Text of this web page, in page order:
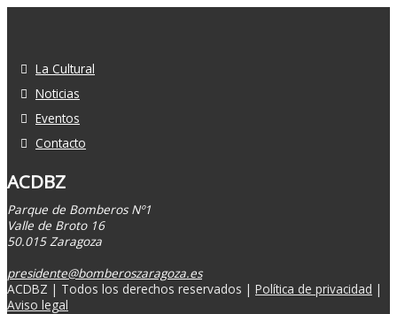
La Cultural
Noticias
Eventos
Contacto
ACDBZ
Parque de Bomberos Nº1
Valle de Broto 16
50.015 Zaragoza
presidente@bomberoszaragoza.es
ACDBZ | Todos los derechos reservados | Política de privacidad |
Aviso legal